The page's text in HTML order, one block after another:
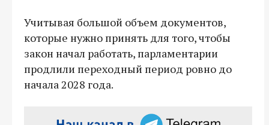
Учитывая большой объем документов,
которые нужно принять для того, чтобы
закон начал работать, парламентарии
продлили переходный период ровно до
начала 2028 года.